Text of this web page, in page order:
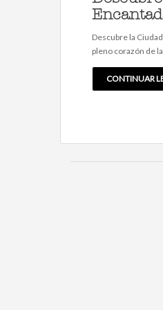
Descubre la
pleno corazón de
CONTINUAR